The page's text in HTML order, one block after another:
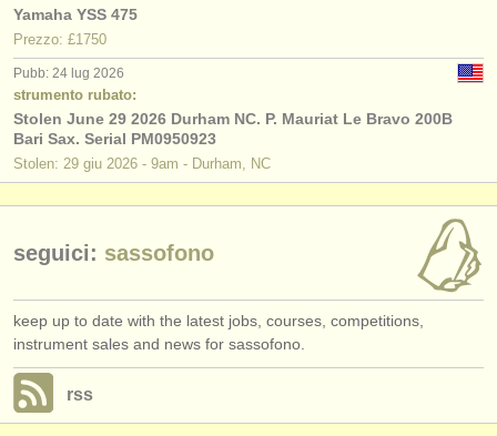
find out about our
ATSfaq
accedi
Yamaha YSS 475
Prezzo: £1750
Pubb: 24 lug 2026
strumento rubato:
Stolen June 29 2026 Durham NC. P. Mauriat Le Bravo 200B
Bari Sax. Serial PM0950923
Stolen: 29 giu 2026 - 9am - Durham, NC
seguici: sassofono
keep up to date with the latest jobs, courses, competitions,
instrument sales and news for sassofono.
rss